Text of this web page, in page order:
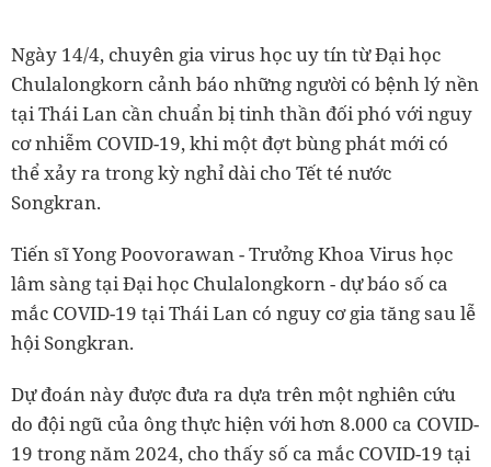
Ngày 14/4, chuyên gia virus học uy tín từ Đại học
Chulalongkorn cảnh báo những người có bệnh lý nền
tại Thái Lan cần chuẩn bị tinh thần đối phó với nguy
cơ nhiễm COVID-19, khi một đợt bùng phát mới có
thể xảy ra trong kỳ nghỉ dài cho Tết té nước
Songkran.
Tiến sĩ Yong Poovorawan - Trưởng Khoa Virus học
lâm sàng tại Đại học Chulalongkorn - dự báo số ca
mắc COVID-19 tại Thái Lan có nguy cơ gia tăng sau lễ
hội Songkran.
Dự đoán này được đưa ra dựa trên một nghiên cứu
do đội ngũ của ông thực hiện với hơn 8.000 ca COVID-
19 trong năm 2024, cho thấy số ca mắc COVID-19 tại